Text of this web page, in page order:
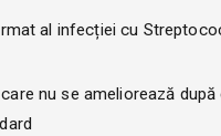
al infecției cu
nu se ameliorează după